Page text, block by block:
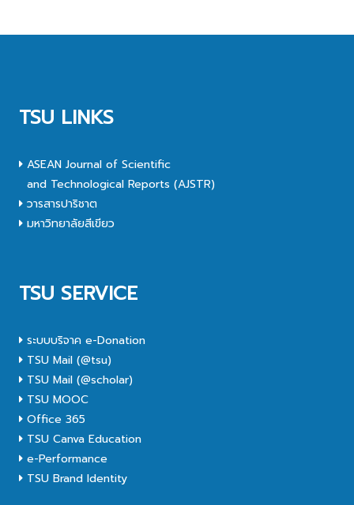
TSU LINKS
ASEAN Journal of Scientific
and Technological Reports (AJSTR)
วารสารปาริชาต
มหาวิทยาลัยสีเขียว
TSU SERVICE
ระบบบริจาค e-Donation
TSU Mail (@tsu)
TSU Mail (@scholar)
TSU MOOC
Office 365
TSU Canva Education
e-Performance
TSU Brand Identity